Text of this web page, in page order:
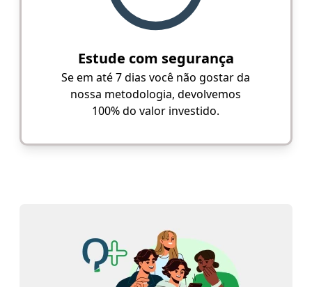
Estude com segurança
Se em até 7 dias você não gostar da
nossa metodologia, devolvemos
100% do valor investido.